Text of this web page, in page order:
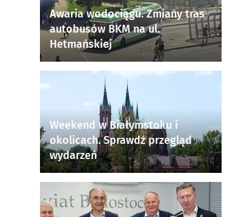
Awaria wodociągu. Zmiany tras
autobusów BKM na ul.
Hetmańskiej
Weekend w Białymstoku i
okolicach. Sprawdź przegląd
wydarzeń